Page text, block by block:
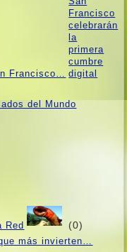
Francisco…
​​del Mundo
Red (0)
más invierten…